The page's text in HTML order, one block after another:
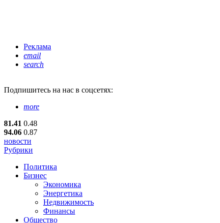
Реклама
email
search
Подпишитесь на нас в соцсетях:
more
81.41 0.48
94.06 0.87
новости
Рубрики
Политика
Бизнес
Экономика
Энергетика
Недвижимость
Финансы
Общество